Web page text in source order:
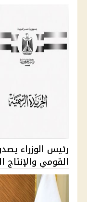
رئيس الوزراء
القومي والإنتاج